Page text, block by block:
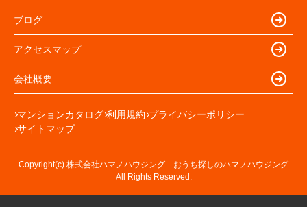
ブログ
アクセスマップ
会社概要
マンションカタログ 利用規約 プライバシーポリシー
サイトマップ
Copyright(c) 株式会社ハマノハウジング おうち探しのハマノハウジング
All Rights Reserved.